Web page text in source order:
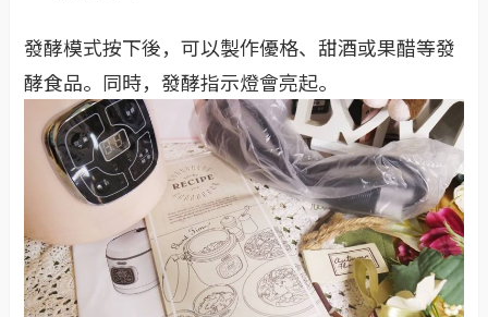
發酵模式按下後，可以製作優格、甜酒或果醋等發
酵食品。同時，發酵指示燈會亮起。